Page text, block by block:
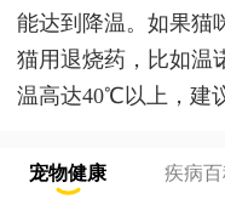
能达到降温。如果猫
猫用退烧药，比如温
温高达40℃以上，建
宠物健康 疾病